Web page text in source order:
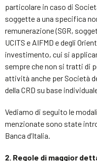
particolare in caso di
soggette a una specifica
remunerazione (SGR,
UCITS e AIFMD e degli
investimento, cui si
sempre che non si tratti di
attività anche per Società
della CRD su base
Vediamo di seguito le
menzionate sono state
Banca d’Italia.
2. Regole di maggior